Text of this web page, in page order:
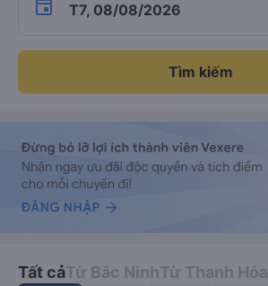
T7, 08/08/2026
Tìm kiếm
Tất cảTừ Bắc NinhTừ Thanh Hóa